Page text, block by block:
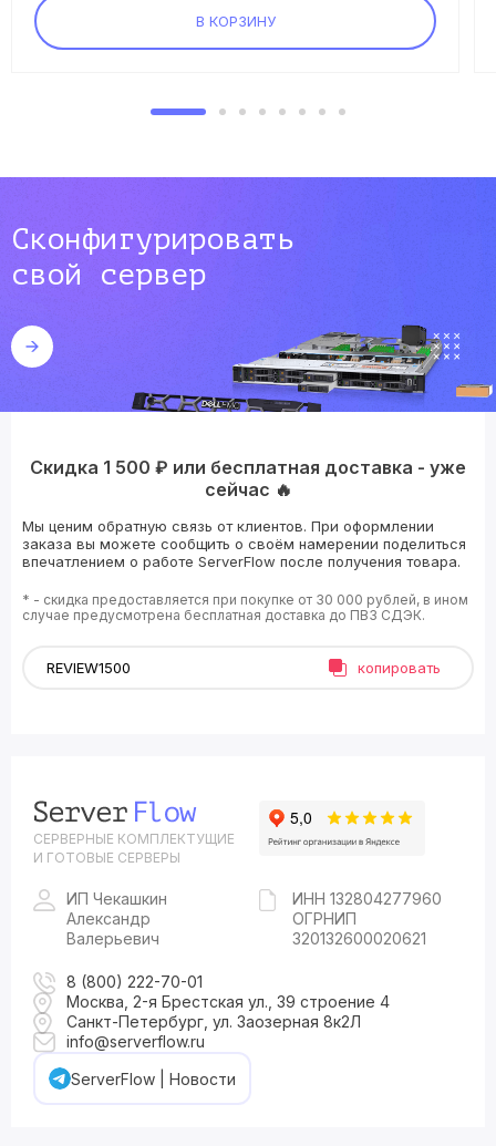
В КОРЗИНУ
Сконфигурировать
свой сервер
Скидка 1 500 ₽ или бесплатная доставка - уже
сейчас 🔥
Мы ценим обратную связь от клиентов. При оформлении
заказа вы можете сообщить о своём намерении поделиться
впечатлением о работе ServerFlow после получения товара.
* - скидка предоставляется при покупке от 30 000 рублей, в ином
случае предусмотрена бесплатная доставка до ПВЗ СДЭК.
копировать
СЕРВЕРНЫЕ КОМПЛЕКТУЩИЕ
И ГОТОВЫЕ СЕРВЕРЫ
ИП Чекашкин
Александр
Валерьевич
ИНН 132804277960
ОГРНИП
320132600020621
8 (800) 222-70-01
Москва, 2-я Брестская ул., 39 строение 4
Санкт-Петербург, ул. Заозерная 8к2Л
info@serverflow.ru
ServerFlow | Новости